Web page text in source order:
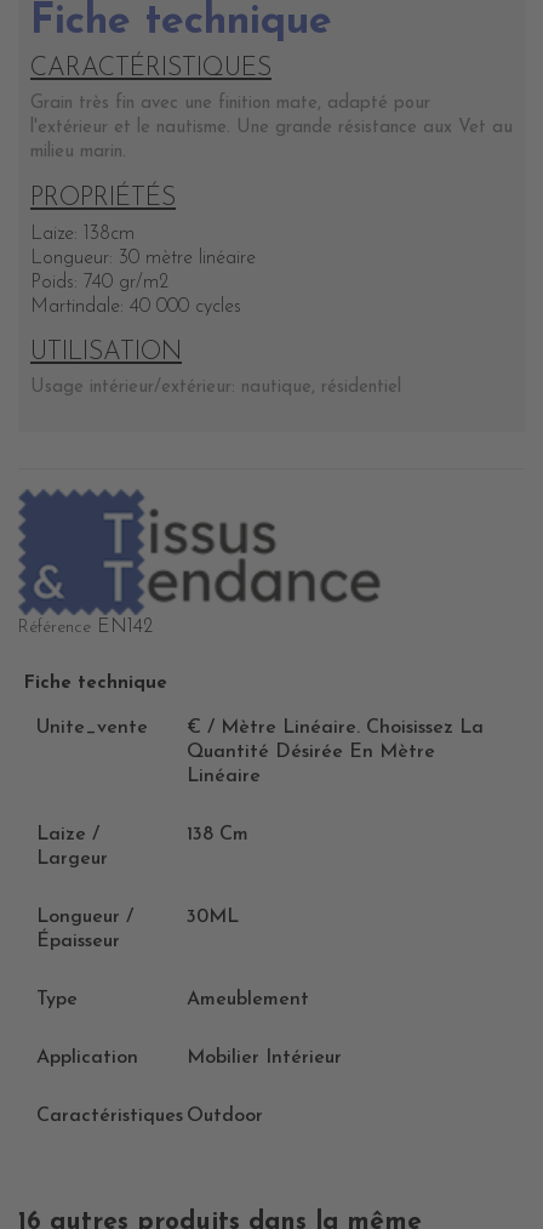
Fiche technique
CARACTÉRISTIQUES
Grain très fin avec une finition mate, adapté pour
l'extérieur et le nautisme. Une grande résistance aux Vet au
milieu marin.
PROPRIÉTÉS
Laize: 138cm
Longueur: 30 mètre linéaire
Poids: 740 gr/m2
Martindale: 40 000 cycles
UTILISATION
Usage intérieur/extérieur: nautique, résidentiel
Référence EN142
Fiche technique
Unite_vente
€ / Mètre Linéaire. Choisissez La
Quantité Désirée En Mètre
Linéaire
Laize /
Largeur
138 Cm
Longueur /
Épaisseur
30ML
Type Ameublement
Application Mobilier Intérieur
Caractéristiques Outdoor
16 autres produits dans la même